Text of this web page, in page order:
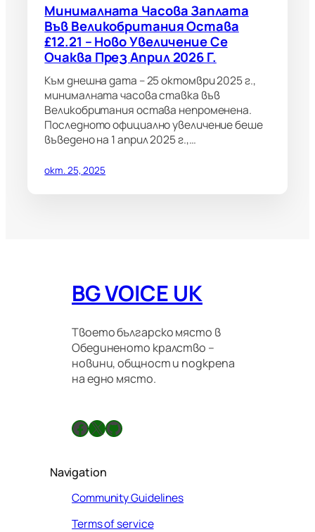
Минималната Часова Заплата
Във Великобритания Остава
£12.21 – Ново Увеличение Се
Очаква През Април 2026 Г.
Към днешна дата – 25 октомври 2025 г.,
минималната часова ставка във
Великобритания остава непроменена.
Последното официално увеличение беше
въведено на 1 април 2025 г.,…
окт. 25, 2025
BG VOICE UK
Твоето българско място в
Обединеното кралство –
новини, общност и подкрепа
на едно място.
Facebook X GitHub
Navigation
Community Guidelines
Terms of service